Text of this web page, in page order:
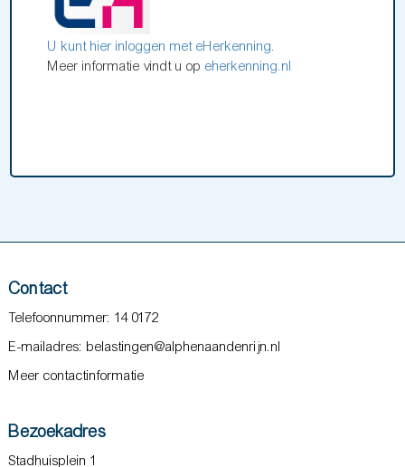
U kunt hier inloggen met eHerkenning.
Meer informatie vindt u opeherkenning.nl
Contact
Telefoonnummer: 14 0172
E-mailadres: belastingen@alphenaandenrijn.nl
Meer contactinformatie
Bezoekadres
Stadhuisplein 1